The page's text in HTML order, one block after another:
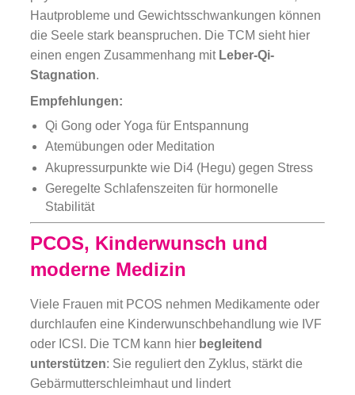
Hautprobleme und Gewichtsschwankungen können
die Seele stark beanspruchen. Die TCM sieht hier
einen engen Zusammenhang mit Leber-Qi-
Stagnation.
Empfehlungen:
Qi Gong oder Yoga für Entspannung
Atemübungen oder Meditation
Akupressurpunkte wie Di4 (Hegu) gegen Stress
Geregelte Schlafenszeiten für hormonelle
Stabilität
PCOS, Kinderwunsch und
moderne Medizin
Viele Frauen mit PCOS nehmen Medikamente oder
durchlaufen eine Kinderwunschbehandlung wie IVF
oder ICSI. Die TCM kann hier begleitend
unterstützen: Sie reguliert den Zyklus, stärkt die
Gebärmutterschleimhaut und lindert